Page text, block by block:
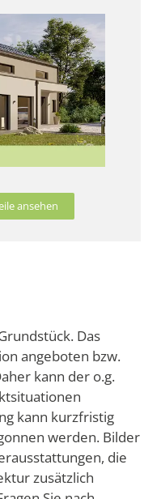
ansehen
Das
angeboten bzw.
kann der o.g.
kann kurzfristig
werden. Bilder
die
zusätzlich